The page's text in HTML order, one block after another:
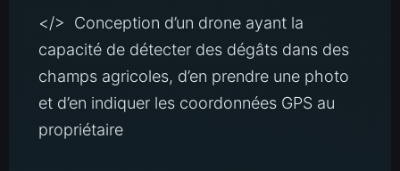
</> Conception d’un drone ayant la
capacité de détecter des dégâts dans des
champs agricoles, d’en prendre une photo
et d’en indiquer les coordonnées GPS au
propriétaire